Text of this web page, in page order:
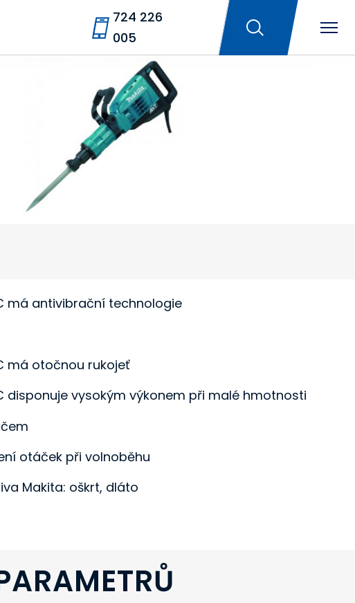
724 226
005
má antivibrační technologie
má otočnou rukojeť
disponuje vysokým výkonem při malé hmotnosti
otáček při volnoběhu
Makita: oškrt, dláto